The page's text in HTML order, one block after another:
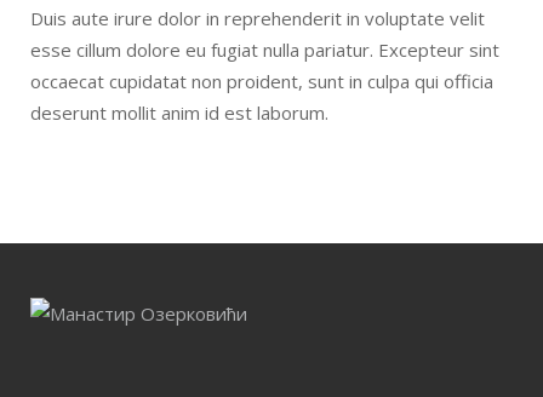
Duis aute irure dolor in reprehenderit in voluptate velit
esse cillum dolore eu fugiat nulla pariatur. Excepteur sint
occaecat cupidatat non proident, sunt in culpa qui officia
deserunt mollit anim id est laborum.